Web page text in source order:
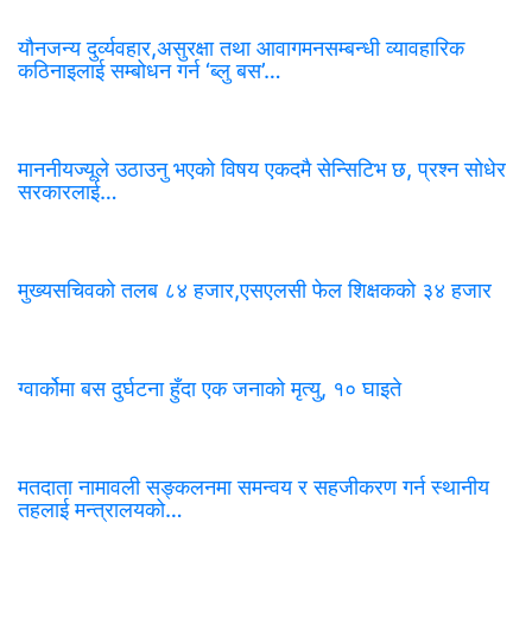
यौनजन्य दुर्व्यवहार,असुरक्षा तथा आवागमनसम्बन्धी व्यावहारिक
कठिनाइलाई सम्बोधन गर्न ‘ब्लु बस’…
माननीयज्यूले उठाउनु भएको विषय एकदमै सेन्सिटिभ छ, प्रश्न सोधेर
सरकारलाई…
मुख्यसचिवको तलब ८४ हजार,एसएलसी फेल शिक्षकको ३४ हजार
ग्वार्कोमा बस दुर्घटना हुँदा एक जनाको मृत्यु, १० घाइते
मतदाता नामावली सङ्कलनमा समन्वय र सहजीकरण गर्न स्थानीय
तहलाई मन्त्रालयको…